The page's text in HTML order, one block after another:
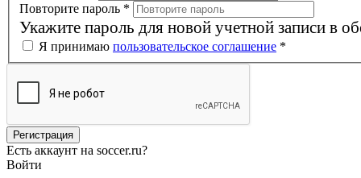
Повторите пароль *
Укажите пароль для новой учетной записи в
Я принимаю пользовательское соглашение *
Есть аккаунт на soccer.ru?
Войти